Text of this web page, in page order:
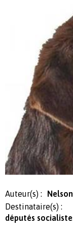
Auteur(s) :
Destinataire(s) :
députés